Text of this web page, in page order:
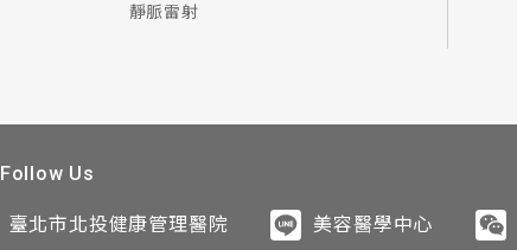
靜脈雷射
Follow Us
臺北市北投健康管理醫院 美容醫學中心